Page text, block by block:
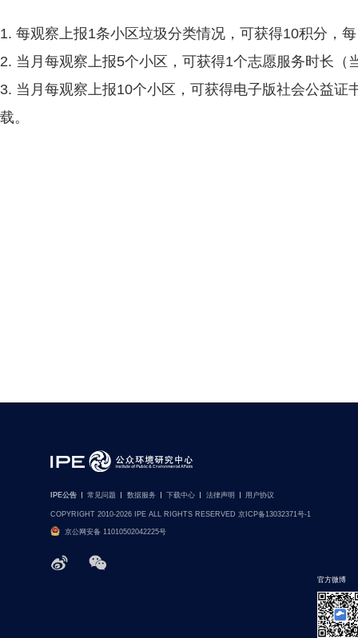
1. 每观察上报1条小区垃圾分类情况，可获得10积分，
2. 当月每观察上报5个小区，可获得1个志愿服务时长
3. 当月每观察上报10个小区，可获得电子版社会公益证
载。
IPE公告 常见问题 数据服务 下载中心 法律声明 用户协议
COPYRIGHT 2010-2026 IPE ALL RIGHTS RESERVED 京ICP备13032371号-1
京公网安备 11010502042225号
官方微博